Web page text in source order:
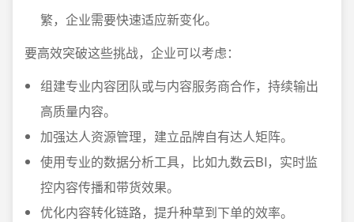
繁，企业需要快速适应新变化。
要高效突破这些挑战，企业可以考虑：
组建专业内容团队或与内容服务商合作，持续输出
高质量内容。
加强达人资源管理，建立品牌自有达人矩阵。
使用专业的数据分析工具，比如九数云BI，实时监
控内容传播和带货效果。
优化内容转化链路，提升种草到下单的效率。